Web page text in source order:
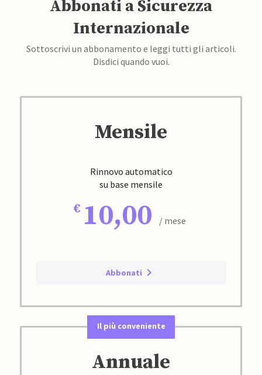
Abbonati a Sicurezza
Internazionale
Sottoscrivi un abbonamento e leggi tutti gli articoli.
Disdici quando vuoi.
Mensile
Rinnovo automatico
su base mensile
10,00 / mese
Abbonati
Il più conveniente
Annuale